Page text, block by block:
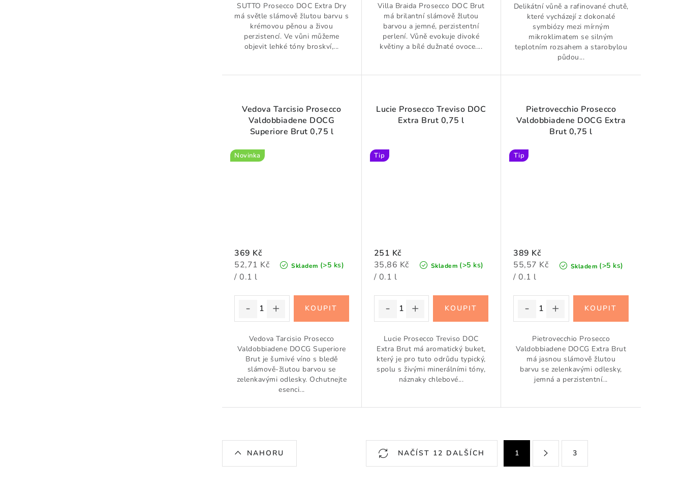
SUTTO Prosecco DOC Extra Dry
má světle slámově žlutou barvu s
krémovou pěnou a živou
perzistencí. Ve vůni můžeme
objevit lehké tóny broskví,...
Villa Braida Prosecco DOC Brut
má brilantní slámově žlutou
barvou a jemné, perzistentní
perlení. Vůně evokuje divoké
květiny a bílé dužnaté ovoce....
Delikátní vůně a rafinované chutě,
které vycházejí z dokonalé
symbiózy mezi mírným
mikroklimatem se silným
teplotním rozsahem a starobylou
půdou...
Vedova Tarcisio Prosecco
Valdobbiadene DOCG
Superiore Brut 0,75 l
Novinka
Skladem (>5 ks)
369 Kč
Měrná
cena:
52,71 Kč
/ 0.1 l
Vedova Tarcisio Prosecco
Valdobbiadene DOCG Superiore
Brut je šumivé víno s bledě
slámově-žlutou barvou se
zelenkavými odlesky. Ochutnejte
esenci...
Lucie Prosecco Treviso DOC
Extra Brut 0,75 l
Tip
Skladem (>5 ks)
251 Kč
Měrná
cena:
35,86 Kč
/ 0.1 l
Lucie Prosecco Treviso DOC
Extra Brut má aromatický buket,
který je pro tuto odrůdu typický,
spolu s živými minerálními tóny,
náznaky chlebové...
Pietrovecchio Prosecco
Valdobbiadene DOCG Extra
Brut 0,75 l
Tip
Skladem (>5 ks)
389 Kč
Měrná
cena:
55,57 Kč
/ 0.1 l
Pietrovecchio Prosecco
Valdobbiadene DOCG Extra Brut
má jasnou slámově žlutou
barvu se zelenkavými odlesky,
jemná a perzistentní...
v
NAČÍST 12 DALŠÍCH 1 3
NAHORU